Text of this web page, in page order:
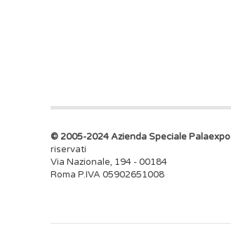
© 2005-2024 Azienda Speciale Palaexpo
riservati
Via Nazionale, 194 - 00184
Roma P.IVA 05902651008